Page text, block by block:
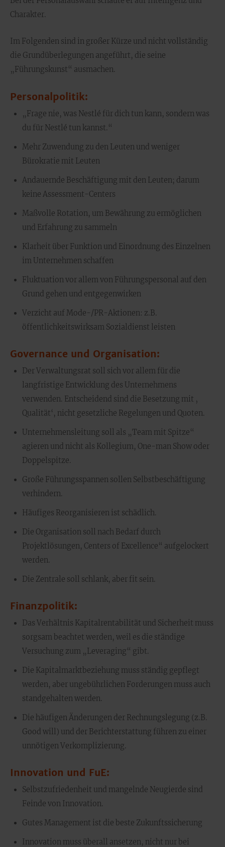
Charakter.
Im Folgenden sind in großer Kürze und nicht vollständig
die Grundüberlegungen angeführt, die seine
„Führungskunst“ ausmachen.
Personalpolitik:
„Frage nie, was Nestlé für dich tun kann, sondern was
du für Nestlé tun kannst.“
Mehr Zuwendung zu den Leuten und weniger
Bürokratie mit Leuten
Andauernde Beschäftigung mit den Leuten; darum
keine Assessment-Centers
Maßvolle Rotation, um Bewährung zu ermöglichen
und Erfahrung zu sammeln
Klarheit über Funktion und Einordnung des Einzelnen
im Unternehmen schaffen
Fluktuation vor allem von Führungspersonal auf den
Grund gehen und entgegenwirken
Verzicht auf Mode-/PR-Aktionen: z.B.
öffentlichkeitswirksam Sozialdienst leisten
Governance und Organisation:
Der Verwaltungsrat soll sich vor allem für die
langfristige Entwicklung des Unternehmens
verwenden. Entscheidend sind die Besetzung mit ‚
Qualität‘, nicht gesetzliche Regelungen und Quoten.
Unternehmensleitung soll als „Team mit Spitze“
agieren und nicht als Kollegium, One-man Show oder
Doppelspitze.
Große Führungsspannen sollen Selbstbeschäftigung
verhindern.
Häufiges Reorganisieren ist schädlich.
Die Organisation soll nach Bedarf durch
Projektlösungen, Centers of Excellence“ aufgelockert
werden.
Die Zentrale soll schlank, aber fit sein.
Finanzpolitik:
Das Verhältnis Kapitalrentabilität und Sicherheit muss
sorgsam beachtet werden, weil es die ständige
Versuchung zum „Leveraging“ gibt.
Die Kapitalmarktbeziehung muss ständig gepflegt
werden, aber ungebührlichen Forderungen muss auch
standgehalten werden.
Die häufigen Änderungen der Rechnungslegung (z.B.
Good will) und der Berichterstattung führen zu einer
unnötigen Verkomplizierung.
Innovation und FuE:
Selbstzufriedenheit und mangelnde Neugierde sind
Feinde von Innovation.
Gutes Management ist die beste Zukunftssicherung
Innovation muss überall ansetzen, nicht nur bei